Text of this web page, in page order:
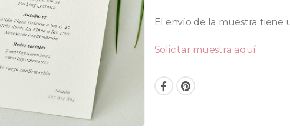
El envío de la muestra tiene
Solicitar muestra aquí